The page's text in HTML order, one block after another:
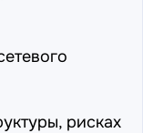
рисках